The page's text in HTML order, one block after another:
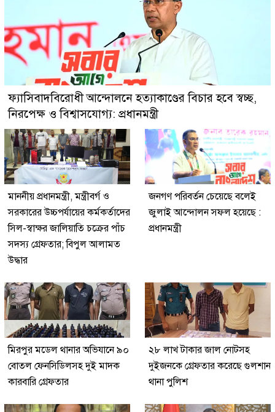
ফ্যাসিবাদবিরোধী আন্দোলনে হত্যাকাণ্ডের বিচার হবে স্বচ্ছ,
নিরপেক্ষ ও বিশ্বাসযোগ্য: প্রধানমন্ত্রী
মাননীয় প্রধানমন্ত্রী, মন্ত্রীবর্গ ও
সরকারের উচ্চপর্যায়ের কর্মকর্তাদের
সিল-স্বাক্ষর জালিয়াতি চক্রের পাঁচ
সদস্য গ্রেফতার; বিপুল আলামত
উদ্ধার
জনগণ পরিবর্তন চেয়েছে বলেই
জুলাই আন্দোলন সফল হয়েছে :
প্রধানমন্ত্রী
মিরপুর মডেল থানার অভিযানে ৯০
বোতল ফেনসিডিলসহ দুই মাদক
কারবারি গ্রেফতার
২৮ লাখ টাকার জাল নোটসহ
দুইজনকে গ্রেফতার করেছে গুলশান
থানা পুলিশ